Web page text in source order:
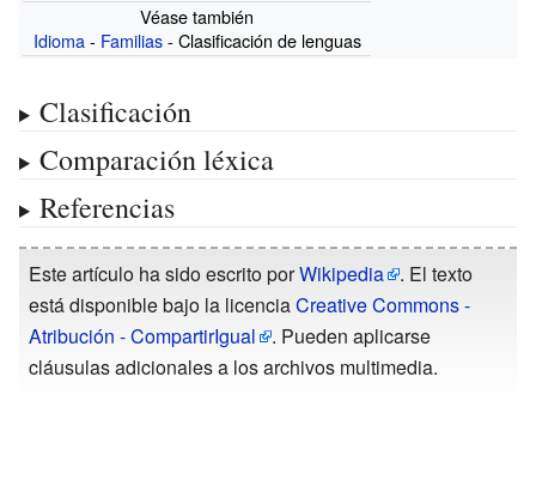
Véase también
Idioma- Familias- Clasificación de lenguas
Clasificación
Comparación léxica
Referencias
Este artículo ha sido escrito porWikipedia
. El texto
está disponible bajo la licenciaCreative Commons -
Atribución - CompartirIgual
. Pueden aplicarse
cláusulas adicionales a los archivos multimedia.